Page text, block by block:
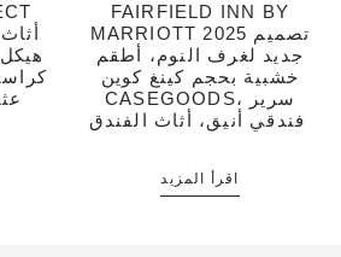
FAIRFIELD INN BY
MARRIOTT 2025 تصميم
جديد لغرف النوم، أطقم
خشبية بحجم كينغ كوين
CASEGOODS، سرير
اقرأ المزيد